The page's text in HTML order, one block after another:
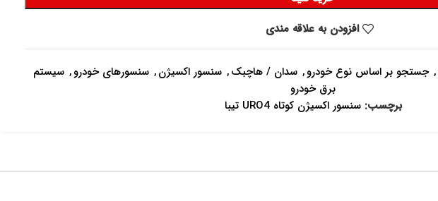
افزودن به علاقه مندی
, جستجو بر اساس نوع خودرو, سدان / هاچبک, سنسور اکسیژن, سنسورهای خودرو, سیستم
برق خودرو
برچسب: سنسور اکسیژن کوتاه URO4 تیبا